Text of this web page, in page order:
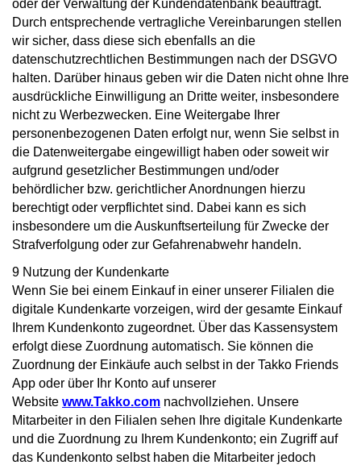
oder der Verwaltung der Kundendatenbank beauftragt.
Durch entsprechende vertragliche Vereinbarungen stellen
wir sicher, dass diese sich ebenfalls an die
datenschutzrechtlichen Bestimmungen nach der DSGVO
halten. Darüber hinaus geben wir die Daten nicht ohne Ihre
ausdrückliche Einwilligung an Dritte weiter, insbesondere
nicht zu Werbezwecken. Eine Weitergabe Ihrer
personenbezogenen Daten erfolgt nur, wenn Sie selbst in
die Datenweitergabe eingewilligt haben oder soweit wir
aufgrund gesetzlicher Bestimmungen und/oder
behördlicher bzw. gerichtlicher Anordnungen hierzu
berechtigt oder verpflichtet sind. Dabei kann es sich
insbesondere um die Auskunftserteilung für Zwecke der
Strafverfolgung oder zur Gefahrenabwehr handeln.
9 Nutzung der Kundenkarte
Wenn Sie bei einem Einkauf in einer unserer Filialen die
digitale Kundenkarte vorzeigen, wird der gesamte Einkauf
Ihrem Kundenkonto zugeordnet. Über das Kassensystem
erfolgt diese Zuordnung automatisch. Sie können die
Zuordnung der Einkäufe auch selbst in der Takko Friends
App oder über Ihr Konto auf unserer
Website www.Takko.com nachvollziehen. Unsere
Mitarbeiter in den Filialen sehen Ihre digitale Kundenkarte
und die Zuordnung zu Ihrem Kundenkonto; ein Zugriff auf
das Kundenkonto selbst haben die Mitarbeiter jedoch